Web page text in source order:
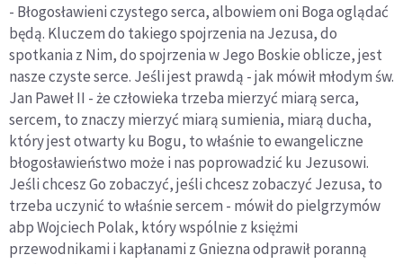
- Błogosławieni czystego serca, albowiem oni Boga oglądać
będą. Kluczem do takiego spojrzenia na Jezusa, do
spotkania z Nim, do spojrzenia w Jego Boskie oblicze, jest
nasze czyste serce. Jeśli jest prawdą - jak mówił młodym św.
Jan Paweł II - że człowieka trzeba mierzyć miarą serca,
sercem, to znaczy mierzyć miarą sumienia, miarą ducha,
który jest otwarty ku Bogu, to właśnie to ewangeliczne
błogosławieństwo może i nas poprowadzić ku Jezusowi.
Jeśli chcesz Go zobaczyć, jeśli chcesz zobaczyć Jezusa, to
trzeba uczynić to właśnie sercem - mówił do pielgrzymów
abp Wojciech Polak, który wspólnie z księżmi
przewodnikami i kapłanami z Gniezna odprawił poranną